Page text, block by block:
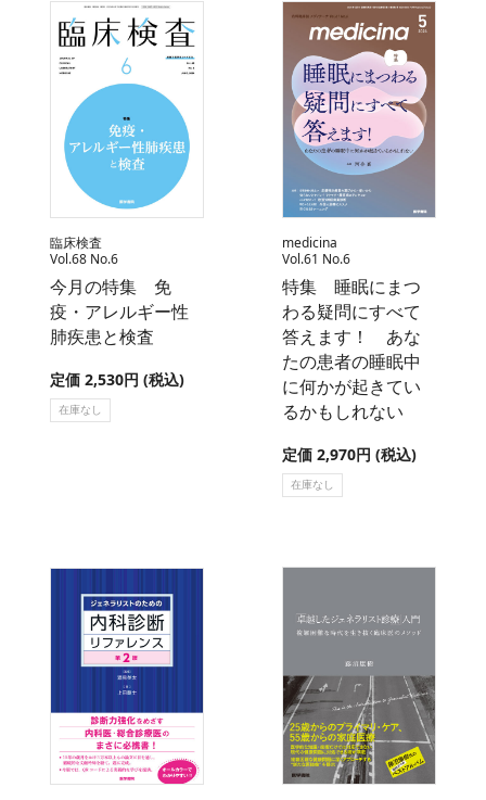
臨床検査
Vol.68 No.6
今月の特集 免
疫・アレルギー性
肺疾患と検査
定価 2,530円 (税込)
在庫なし
medicina
Vol.61 No.6
特集 睡眠にまつ
わる疑問にすべて
答えます！ あな
たの患者の睡眠中
に何かが起きてい
るかもしれない
定価 2,970円 (税込)
在庫なし